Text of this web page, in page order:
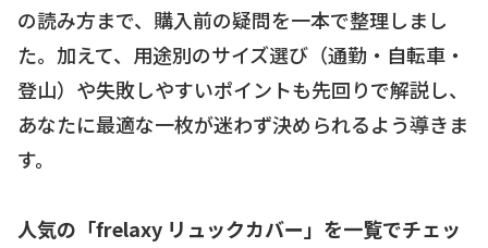
の読み方まで、購入前の疑問を一本で整理しまし
た。加えて、用途別のサイズ選び（通勤・自転車・
登山）や失敗しやすいポイントも先回りで解説し、
あなたに最適な一枚が迷わず決められるよう導きま
す。
人気の「frelaxy リュックカバー」を一覧でチェッ